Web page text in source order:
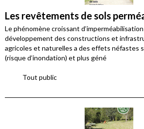
Les revêtements de sols
Le phénomène croissant
développement des constructions et
agricoles et naturelles a des effets néfastes
(risque d’inondation) et plus géné
Tout public